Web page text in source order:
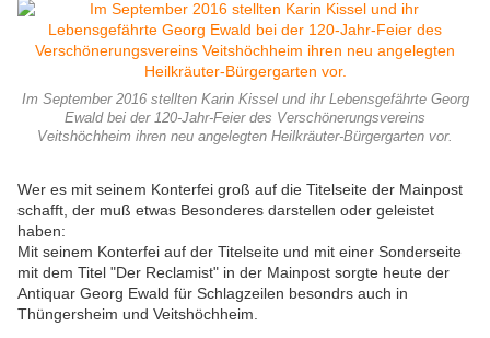
Im September 2016 stellten Karin Kissel und ihr Lebensgefährte Georg
Ewald bei der 120-Jahr-Feier des Verschönerungsvereins
Veitshöchheim ihren neu angelegten Heilkräuter-Bürgergarten vor.
Wer es mit seinem Konterfei groß auf die Titelseite der Mainpost
schafft, der muß etwas Besonderes darstellen oder geleistet
haben:
Mit seinem Konterfei auf der Titelseite und mit einer Sonderseite
mit dem Titel "Der Reclamist" in der Mainpost sorgte heute der
Antiquar Georg Ewald für Schlagzeilen besondrs auch in
Thüngersheim und Veitshöchheim.